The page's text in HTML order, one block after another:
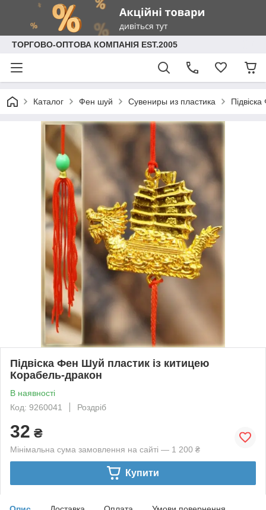
ТОРГОВО-ОПТОВА КОМПАНІЯ EST.2005
Каталог Фен шуй Сувениры из пластика
Підвіска Фен Шуй пластик із китицею
Корабель-дракон
В наявності
Код: 9260041
Роздріб
32 ₴
Мінімальна сума замовлення на сайті — 1 200 ₴
Купити